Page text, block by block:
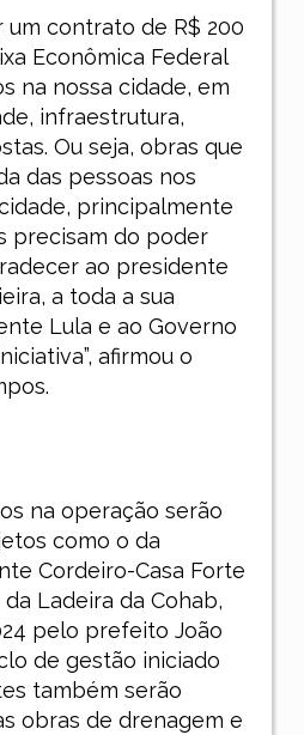
um contrato de R$ 200
Econômica Federal
na nossa cidade, em
infraestrutura,
Ou seja, obras que
das pessoas nos
principalmente
precisam do poder
ao presidente
a toda a sua
Lula e ao Governo
afirmou o
na operação serão
como o da
Cordeiro-Casa Forte
Ladeira da Cohab,
pelo prefeito João
de gestão iniciado
também serão
obras de drenagem e